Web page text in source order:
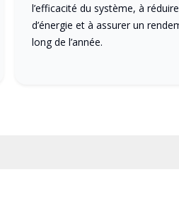
l’efficacité du système, à
d’énergie et à assurer un
long de l’année.